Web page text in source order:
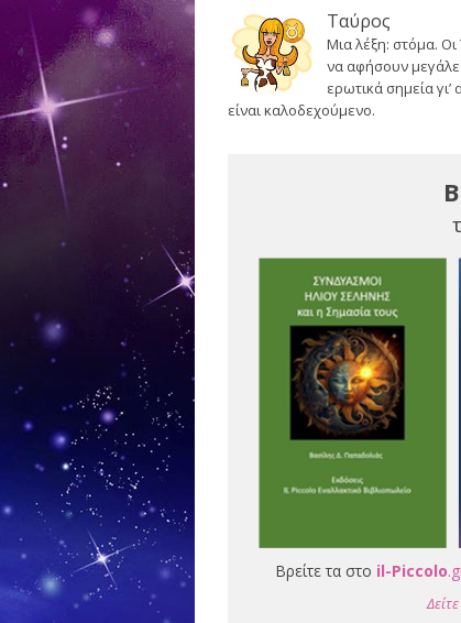
Ταύρος
Μια λέξη: στόμα.
να αφήσουν
ερωτικά σημεία
είναι καλοδεχούμενο.
Βρείτε τα στο il-Piccolo